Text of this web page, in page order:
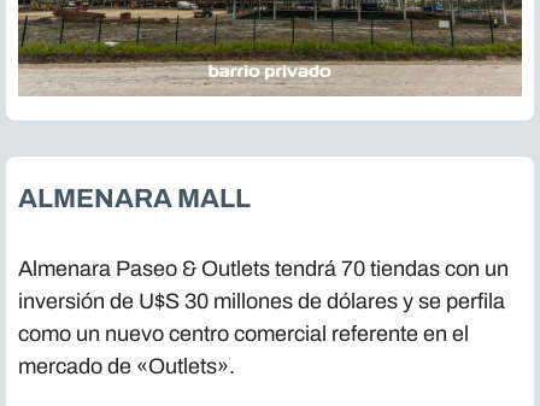
ALMENARA MALL
Almenara Paseo & Outlets tendrá 70 tiendas con un
inversión de U$S 30 millones de dólares y se perfila
como un nuevo centro comercial referente en el
mercado de «Outlets».